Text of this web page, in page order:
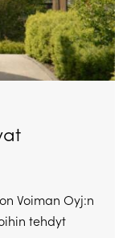
Voiman Oyj:n
tehdyt